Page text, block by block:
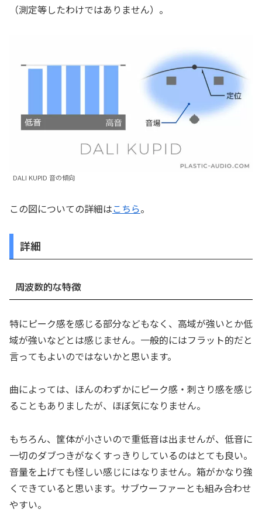
（測定等したわけではありません）。
DALI KUPID 音の傾向
この図についての詳細はこちら。
詳細
周波数的な特徴
特にピーク感を感じる部分などもなく、高域が強いとか低
域が強いなどとは感じません。一般的にはフラット的だと
言ってもよいのではないかと思います。
曲によっては、ほんのわずかにピーク感・刺さり感を感じ
ることもありましたが、ほぼ気になりません。
もちろん、筐体が小さいので重低音は出ませんが、低音に
一切のダブつきがなくすっきりしているのはとても良い。
音量を上げても怪しい感じにはなりません。箱がかなり強
くできていると思います。サブウーファーとも組み合わせ
やすい。